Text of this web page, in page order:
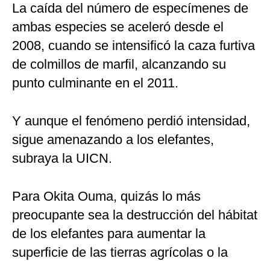
La caída del número de especímenes de
ambas especies se aceleró desde el
2008, cuando se intensificó la caza furtiva
de colmillos de marfil, alcanzando su
punto culminante en el 2011.
Y aunque el fenómeno perdió intensidad,
sigue amenazando a los elefantes,
subraya la UICN.
Para Okita Ouma, quizás lo más
preocupante sea la destrucción del hábitat
de los elefantes para aumentar la
superficie de las tierras agrícolas o la